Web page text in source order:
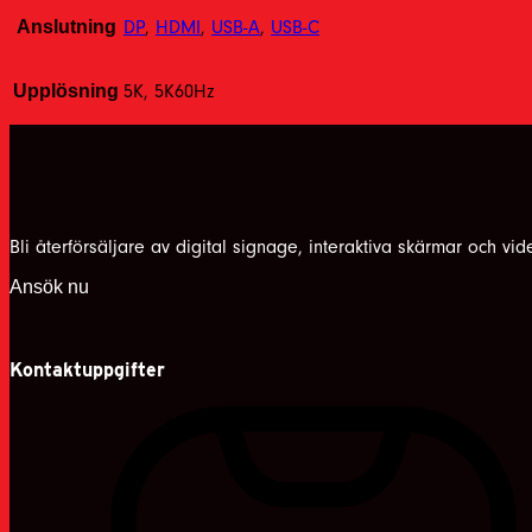
Anslutning DP, HDMI, USB-A, USB-C
Upplösning 5K, 5K60Hz
Bli återförsäljare av digital signage, interaktiva skärmar och
Ansök nu
Kontaktuppgifter